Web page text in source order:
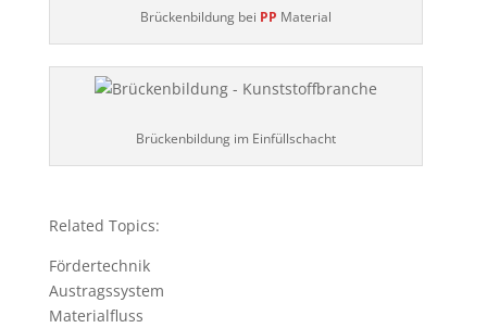
Brückenbildung bei PP Material
Brückenbildung im Einfüllschacht
Related Topics:
Fördertechnik
Austragssystem
Materialfluss